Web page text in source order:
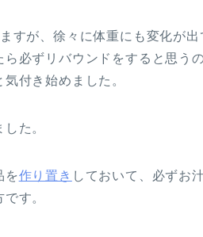
すが、徐々に体重にも変化が出
必ずリバウンドをすると思う
付き始めました。
た。
を作り置き しておいて、必ずお
す。